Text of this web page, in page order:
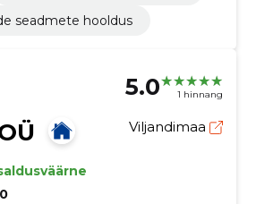
seadmete hooldus
5.0 1 hinnang
Viljandimaa